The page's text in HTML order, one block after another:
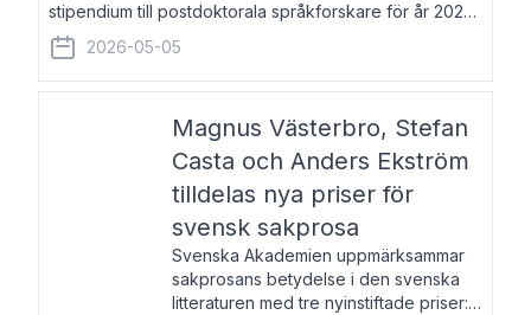
stipendium till postdoktorala språkforskare för år 2026.
Stipendiebeloppet är 75 000 kronor per mottagare.
Anders Agebjörn, född 1984, är universitet
2026-05-05
Magnus Västerbro, Stefan
Casta och Anders Ekström
tilldelas nya priser för
svensk sakprosa
Svenska Akademien uppmärksammar
sakprosans betydelse i den svenska
litteraturen med tre nyinstiftade priser: